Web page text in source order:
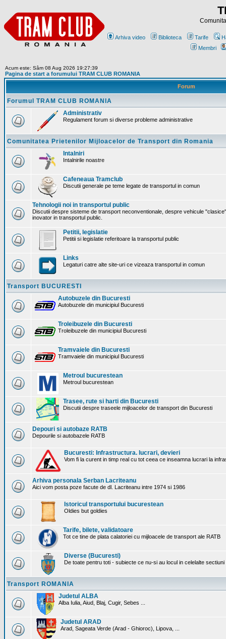
Arhiva video Biblioteca Tarife
Membri
Acum este: Sâm 08 Aug 2026 19:27:39
Pagina de start a forumului TRAM CLUB ROMANIA
Forum
Forumul TRAM CLUB ROMANIA
Administrativ
Regulament forum si diverse probleme administrative
Comunitatea Prietenilor Mijloacelor de Transport din Romania
Intalniri
Intalnirile noastre
Cafeneaua Tramclub
Discutii generale pe teme legate de transportul in comun
Tehnologii noi in transportul public
Discutii despre sisteme de transport neconventionale, despre vehicule
inovator in transportul public.
Petitii, legislatie
Petitii si legislatie referitoare la transportul public
Links
Legaturi catre alte site-uri ce vizeaza transportul in comun
Transport BUCURESTI
Autobuzele din Bucuresti
Autobuzele din municipiul Bucuresti
Troleibuzele din Bucuresti
Troleibuzele din municipiul Bucuresti
Tramvaiele din Bucuresti
Tramvaiele din municipiul Bucuresti
Metroul bucurestean
Metroul bucurestean
Trasee, rute si harti din Bucuresti
Discutii despre traseele mijloacelor de transport din Bucuresti
Depouri si autobaze RATB
Depourile si autobazele RATB
Bucuresti: Infrastructura. lucrari, devieri
Vom fi la curent in timp real cu tot ceea ce inseamna lucrari la
Arhiva personala Serban Lacriteanu
Aici vom posta poze facute de dl. Lacriteanu intre 1974 si 1986
Istoricul transportului bucurestean
Oldies but goldies
Tarife, bilete, validatoare
Tot ce tine de plata calatoriei cu mijloacele de transport ale RATB
Diverse (Bucuresti)
De toate pentru toti - subiecte ce nu-si au locul in celelalte
Transport ROMANIA
Judetul ALBA
Alba Iulia, Aiud, Blaj, Cugir, Sebes ...
Judetul ARAD
Arad, Sageata Verde (Arad - Ghioroc), Lipova, ...